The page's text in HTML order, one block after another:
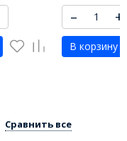
– +
В корзину
Сравнить все